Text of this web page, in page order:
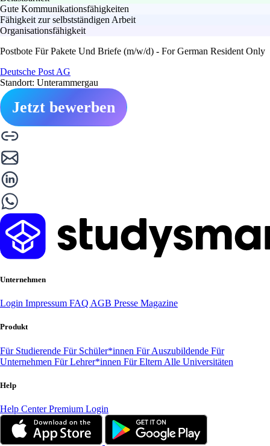
Gute Kommunikationsfähigkeiten
Fähigkeit zur selbstständigen Arbeit
Organisationsfähigkeit
Postbote Für Pakete Und Briefe (m/w/d) - For German Resident Only
Deutsche Post AG
Standort: Unterammergau
Jetzt bewerben
Unternehmen
Login Impressum FAQ AGB Presse Magazine
Produkt
Für Studierende Für Schüler*innen Für Auszubildende Für
Unternehmen Für Lehrer*innen Für Eltern Alle Universitäten
Help
Help CenterPremium Login